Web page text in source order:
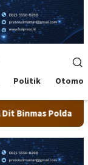
Politik
Salurkan Beras